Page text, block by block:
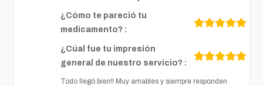
¿Cómo te pareció tu
medicamento? :
¿Cúal fue tu impresión
general de nuestro servicio? :
Todo llegó bien!! Muy amables y siempre responden